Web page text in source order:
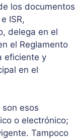
los documentos
ISR,
delega en el
el Reglamento
eficiente y
en el
esos
o electrónico;
Tampoco